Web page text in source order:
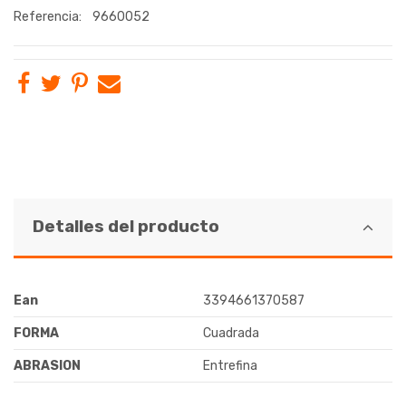
Referencia: 9660052
Detalles del producto
Ean 3394661370587
FORMA Cuadrada
ABRASION Entrefina